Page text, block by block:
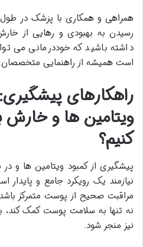
همراهی و همکاری با پزشک در
رسیدن به بهبودی و رهایی از
داشته باشید که خوددرمانی می
است همیشه از راهنمایی متخصصان
راهکارهای
ویتامین ها و خارش
کنیم؟
پیشگیری از کمبود ویتامین ها و
نیازمند یک رویکرد جامع و
مراقبت صحیح از پوست متمرکز
نه تنها به سلامت پوست کمک کند،
نیز منجر شود.